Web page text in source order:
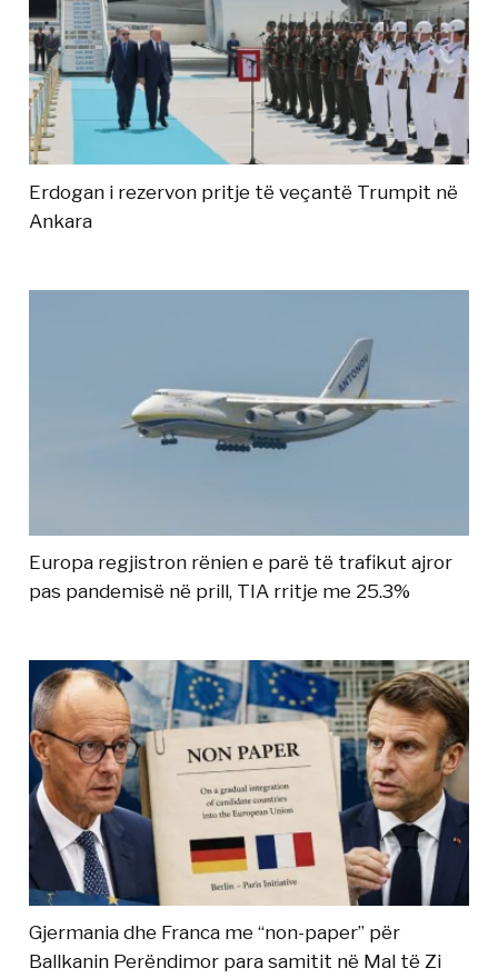
Erdogan i rezervon pritje të veçantë Trumpit në
Ankara
Europa regjistron rënien e parë të trafikut ajror
pas pandemisë në prill, TIA rritje me 25.3%
Gjermania dhe Franca me “non-paper” për
Ballkanin Perëndimor para samitit në Mal të Zi